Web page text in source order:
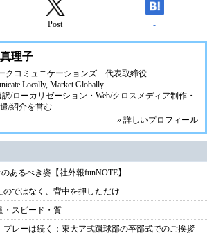
Post -
理子
クコミュニケーションズ 代表取締役
Locally, Market Globally
/ローカリゼーション・Web/クロスメディア制作・
/紹介を営む
» 詳しいプロフィール
あるべき姿【社外報funNOTE】
ではなく、背中を押しただけ
・スピード・質
プレーは続く：東大ア式蹴球部の卒部式でのご挨拶